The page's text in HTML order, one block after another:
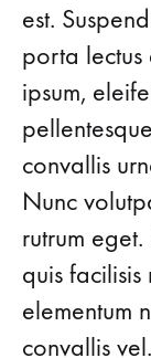
est.
porta lectus
ipsum,
convallis
Nunc
rutrum
quis
elementum
convallis